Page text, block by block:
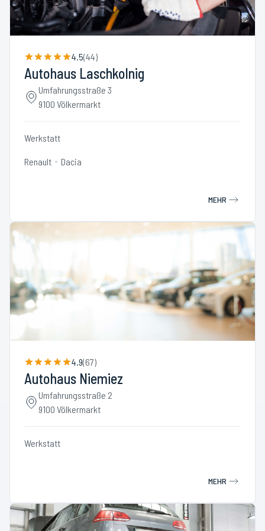
4.5(44)
Autohaus Laschkolnig
Umfahrungsstraße 3
9100 Völkermarkt
Werkstatt
Renault Dacia
MEHR
4.9(67)
Autohaus Niemiez
Umfahrungsstraße 2
9100 Völkermarkt
Werkstatt
MEHR